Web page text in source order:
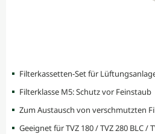
Filterkassetten-Set für
Filterklasse M5: Schutz vor Feinstaub
Zum Austausch von verschmutzten
Geeignet für TVZ 180 / TVZ 280 BLC /